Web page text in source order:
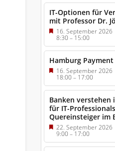
IT-Optionen für
mit Professor Dr.
16. September 2026
8:30–15:00
Hamburg
16. September 2026
18:00– 17:00
Banken verstehen
für IT-
Quereinsteiger im
22. September 2026
9:00–17:00